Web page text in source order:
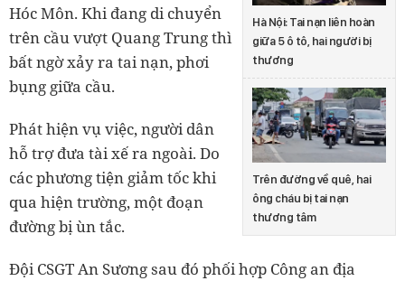
Hà Nội: Tai nạn liên hoàn
giữa 5 ô tô, hai người bị
thương
Trên đường về quê, hai
ông cháu bị tai nạn
thương tâm
Hóc Môn. Khi đang di chuyển
trên cầu vượt Quang Trung thì
bất ngờ xảy ra tai nạn, phơi
bụng giữa cầu.
Phát hiện vụ việc, người dân
hỗ trợ đưa tài xế ra ngoài. Do
các phương tiện giảm tốc khi
qua hiện trường, một đoạn
đường bị ùn tắc.
Đội CSGT An Sương sau đó phối hợp Công an địa